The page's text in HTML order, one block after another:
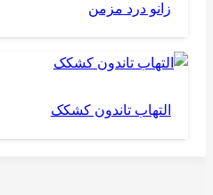
زانو درد مزمن
التهاب تاندون کشکک